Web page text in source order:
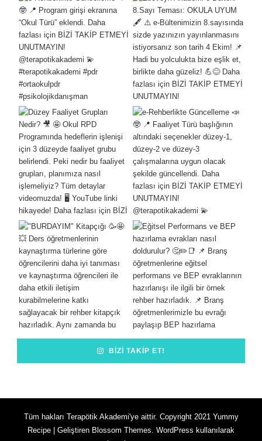
BIZI TAKIP ET!
Tüm hakları Terapötik Akademi'ye aittir. Copyright 2021 Yummy
Recipe | Geliştiren Blossom Themes. WordPress kullanılarak